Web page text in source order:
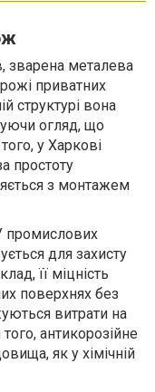
зварена металева
приватних
структурі вона
огляд, що
у Харкові
простоту
з монтажем
промислових
для захисту
її міцність
поверхнях без
витрати на
антикорозійне
як у хімічній